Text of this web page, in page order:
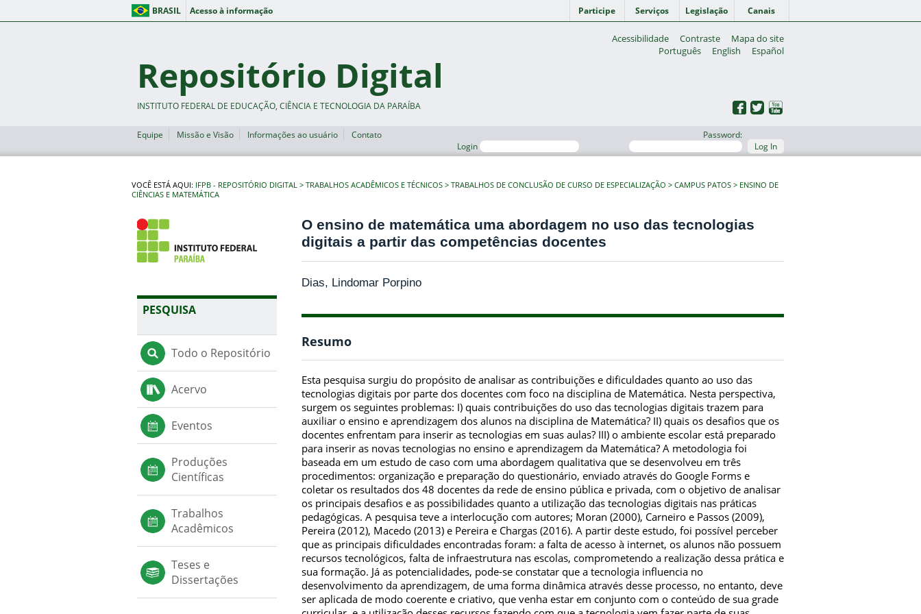
BRASIL Acesso à informação Participe Serviços Legislação Canais
Acessibilidade Contraste
Mapa do site
Português
English Español
Repositório Digital
INSTITUTO FEDERAL DE EDUCAÇÃO, CIÊNCIA E TECNOLOGIA DA PARAÍBA
Equipe Missão e Visão Informações ao usuário
Contato
Login
Password:
Log In
VOCÊ ESTÁ AQUI: IFPB - REPOSITÓRIO DIGITAL TRABALHOS ACADÊMICOS E TÉCNICOS TRABALHOS DE CONCLUSÃO DE CURSO DE ESPECIALIZAÇÃO CAMPUS PATOS
ENSINO DE
CIÊNCIAS E MATEMÁTICA
PESQUISA
Todo o Repositório
Acervo
Eventos
Produções
Científicas
Trabalhos
Acadêmicos
Teses e
Dissertações
O ensino de matemática uma abordagem no uso das tecnologias
digitais a partir das competências docentes
Dias, Lindomar Porpino
Resumo
Esta pesquisa surgiu do propósito de analisar as contribuições e dificuldades quanto ao uso das
tecnologias digitais por parte dos docentes com foco na disciplina de Matemática. Nesta perspectiva,
surgem os seguintes problemas: I) quais contribuições do uso das tecnologias digitais trazem para
auxiliar o ensino e aprendizagem dos alunos na disciplina de Matemática? II) quais os desafios que os
docentes enfrentam para inserir as tecnologias em suas aulas? III) o ambiente escolar está preparado
para inserir as novas tecnologias no ensino e aprendizagem da Matemática? A metodologia foi
baseada em um estudo de caso com uma abordagem qualitativa que se desenvolveu em três
procedimentos: organização e preparação do questionário, enviado através do Google Forms e
coletar os resultados dos 48 docentes da rede de ensino pública e privada, com o objetivo de analisar
os principais desafios e as possibilidades quanto a utilização das tecnologias digitais nas práticas
pedagógicas. A pesquisa teve a interlocução com autores; Moran (2000), Carneiro e Passos (2009),
Pereira (2012), Macedo (2013) e Pereira e Chargas (2016). A partir deste estudo, foi possível perceber
que as principais dificuldades encontradas foram: a falta de acesso à internet, os alunos não possuem
recursos tecnológicos, falta de infraestrutura nas escolas, comprometendo a realização dessa prática e
sua formação. Já as potencialidades, pode-se constatar que a tecnologia influencia no
desenvolvimento da aprendizagem, de uma forma dinâmica através desse processo, no entanto, deve
ser aplicada de modo coerente e criativo, que venha estar em conjunto com o conteúdo de sua grade